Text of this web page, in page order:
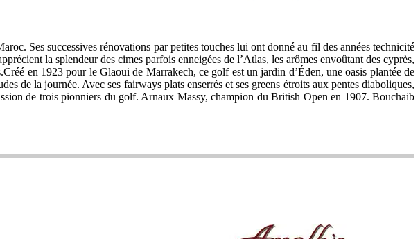
Ses successives rénovations par petites touches lui ont donné au fil des années technicité
la splendeur des cimes parfois enneigées de l’Atlas, les arômes envoûtant des cyprès,
en 1923 pour le Glaoui de Marrakech, ce golf est un jardin d’Éden, une oasis plantée de
de la journée. Avec ses fairways plats enserrés et ses greens étroits aux pentes diaboliques,
de trois pionniers du golf. Arnaux Massy, champion du British Open en 1907. Bouchaib